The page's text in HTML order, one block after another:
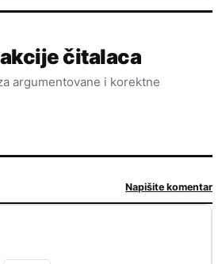
čitalaca
argumentovane i korektne
Napišite komentar